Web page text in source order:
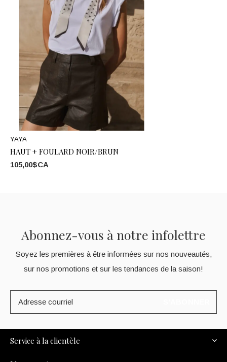
YAYA
HAUT + FOULARD NOIR/BRUN
105,00$CA
Abonnez-vous à notre infolettre
Soyez les premières à être informées sur nos nouveautés,
sur nos promotions et sur les tendances de la saison!
Service à la clientèle